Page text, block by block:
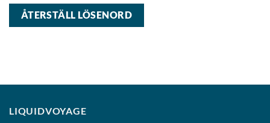
ÅTERSTÄLL LÖSENORD
LIQUIDVOYAGE